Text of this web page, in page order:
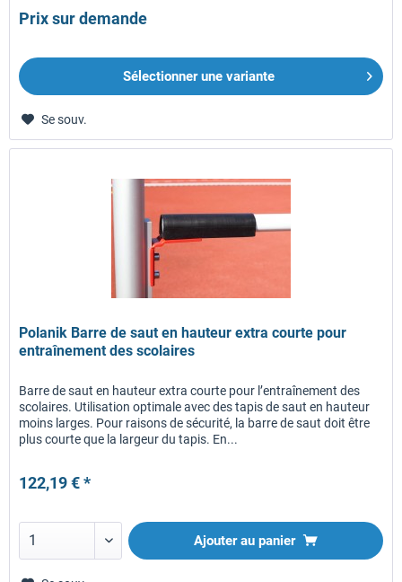
Prix sur demande
Sélectionner une variante
Se souv.
Polanik Barre de saut en hauteur extra courte pour
entraînement des scolaires
Barre de saut en hauteur extra courte pour l’entraînement des
scolaires. Utilisation optimale avec des tapis de saut en hauteur
moins larges. Pour raisons de sécurité, la barre de saut doit être
plus courte que la largeur du tapis. En...
122,19 € *
Ajouter au panier